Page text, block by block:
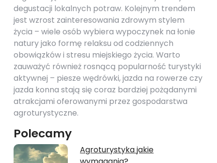
degustacji lokalnych potraw. Kolejnym trendem
jest wzrost zainteresowania zdrowym stylem
życia – wiele osób wybiera wypoczynek na łonie
natury jako formę relaksu od codziennych
obowiązków i stresu miejskiego życia. Warto
zauważyć również rosnącą popularność turystyki
aktywnej – piesze wędrówki, jazda na rowerze czy
jazda konna stają się coraz bardziej pożądanymi
atrakcjami oferowanymi przez gospodarstwa
agroturystyczne.
Polecamy
Agroturystyka jakie